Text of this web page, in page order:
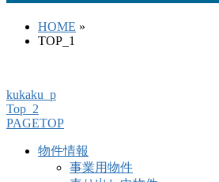
HOME »
TOP_1
kukaku_p
Top_2
PAGETOP
物件情報
事業用物件